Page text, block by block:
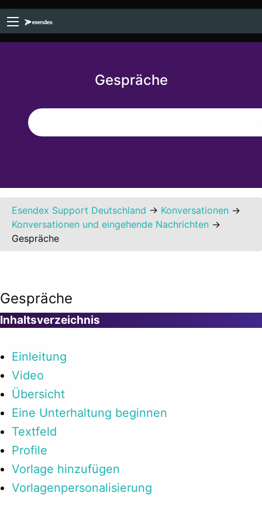
Gespräche
Esendex Support Deutschland → Konversationen →
Konversationen und eingehende Nachrichten →
Gespräche
Gespräche
Inhaltsverzeichnis
Einleitung
Video
Übersicht
Eine Unterhaltung beginnen
Textfeld
Profile
Vorlage hinzufügen
Vorlagenpersonalisierung